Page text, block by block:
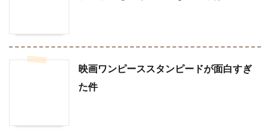
映画ワンピーススタンピードが面白すぎ
た件